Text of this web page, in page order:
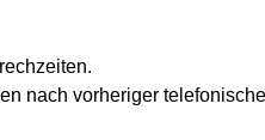
nach vorheriger